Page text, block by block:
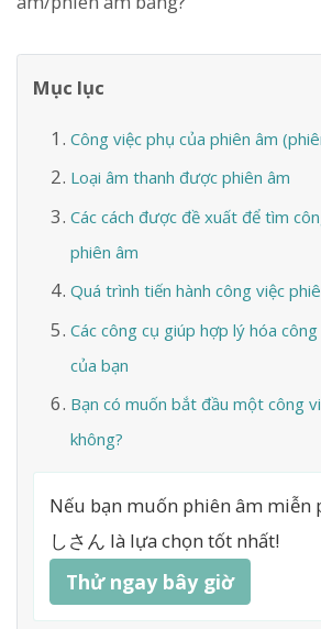
Mục lục
Công việc phụ của phiên âm
Loại âm thanh được phiên âm
Các cách được đề xuất để tìm
phiên âm
Quá trình tiến hành công việc
Các công cụ giúp hợp lý hóa
của bạn
Bạn có muốn bắt đầu một công
không?
Nếu bạn muốn phiên âm miễn
しさん là lựa chọn tốt nhất!
Thử ngay bây giờ